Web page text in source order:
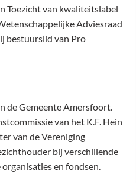
Toezicht van kwaliteitslabel
Adviesraad
bestuurslid van Pro
de Gemeente Amersfoort.
van het K.F. Hein
van de Vereniging
bij verschillende
en fondsen.